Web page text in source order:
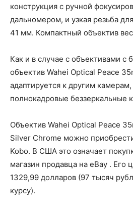
конструкция с ручной
дальномером, и узкая резьба
41 мм. Компактный объектив
Как и в случае с объективами с
объектив Wahei Optical Peace
адаптируется к другим
полнокадровые беззеркальные
Объектив Wahei Optical Peace
Silver Chrome можно
Kobo. В США это означает
магазин продавца на eBay . Его
1329,99 долларов (97 тысяч
курсу).